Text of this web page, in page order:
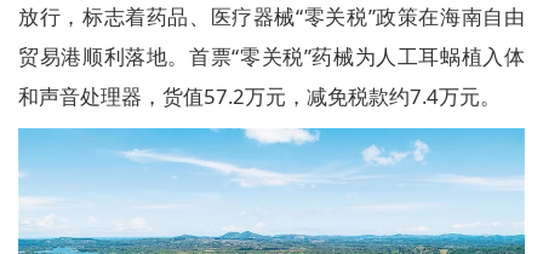
放行，标志着药品、医疗器械“零关税”政策在海南自由
贸易港顺利落地。首票“零关税”药械为人工耳蜗植入体
和声音处理器，货值57.2万元，减免税款约7.4万元。